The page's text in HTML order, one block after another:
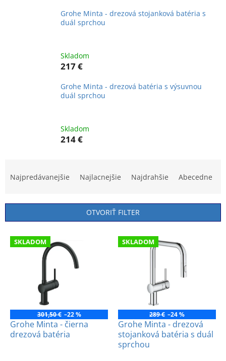
Grohe Minta - drezová stojanková batéria s
duál sprchou
Skladom
217 €
Grohe Minta - drezová batéria s výsuvnou
duál sprchou
Skladom
214 €
n
i
o
Najpredávanejšie Najlacnejšie Najdrahšie Abecedne
OTVORIŤ FILTER
V
o
SKLADOM
301,50 € –22 %
Grohe Minta - čierna
drezová batéria
SKLADOM
289 € –24 %
Grohe Minta - drezová
stojanková batéria s duál
sprchou